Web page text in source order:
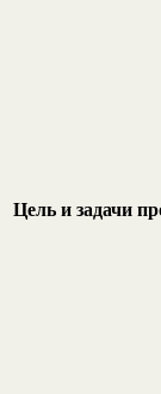
Цель и задачи